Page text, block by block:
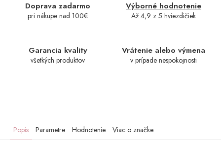
Doprava zadarmo
pri nákupe nad 100€
Výborné hodnotenie
Až 4,9 z 5 hviezdičiek
Garancia kvality
všetkých produktov
Vrátenie alebo výmena
v prípade nespokojnosti
Popis Parametre Hodnotenie Viac o značke